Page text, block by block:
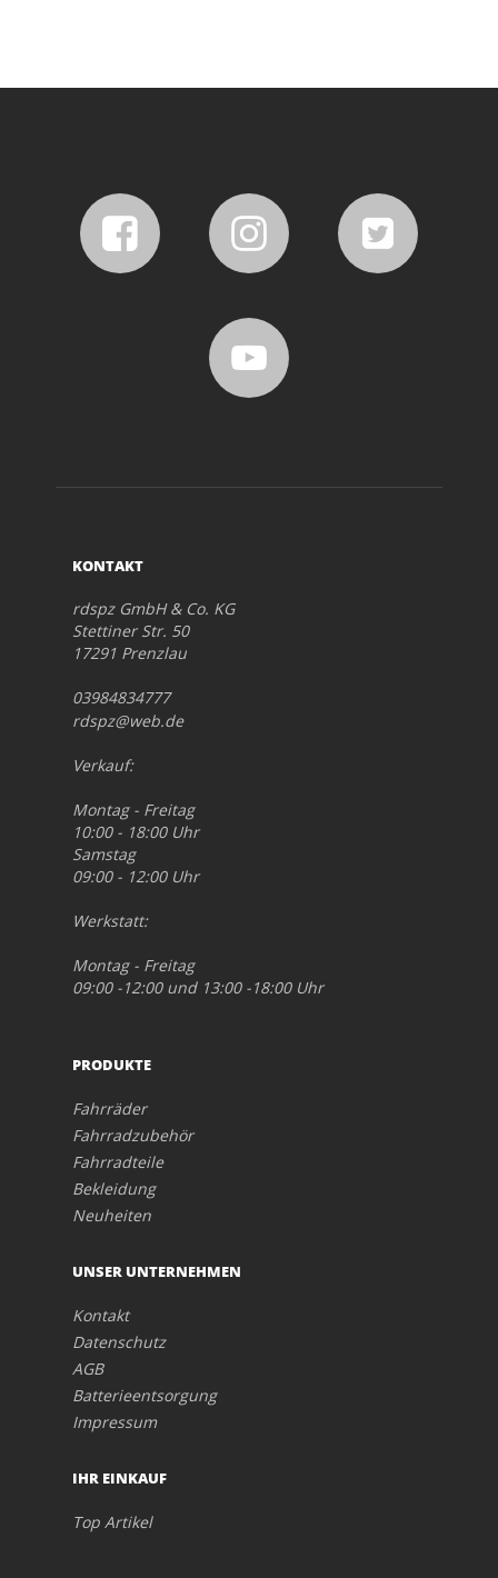
KONTAKT
rdspz GmbH & Co. KG
Stettiner Str. 50
17291 Prenzlau
03984834777
rdspz@web.de
Verkauf:
Montag - Freitag
10:00 - 18:00 Uhr
Samstag
09:00 - 12:00 Uhr
Werkstatt:
Montag - Freitag
09:00 -12:00 und 13:00 -18:00 Uhr
PRODUKTE
Fahrräder
Fahrradzubehör
Fahrradteile
Bekleidung
Neuheiten
UNSER UNTERNEHMEN
Kontakt
Datenschutz
AGB
Batterieentsorgung
Impressum
IHR EINKAUF
Top Artikel